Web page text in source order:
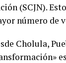
(SCJN).
número de
Cholula,